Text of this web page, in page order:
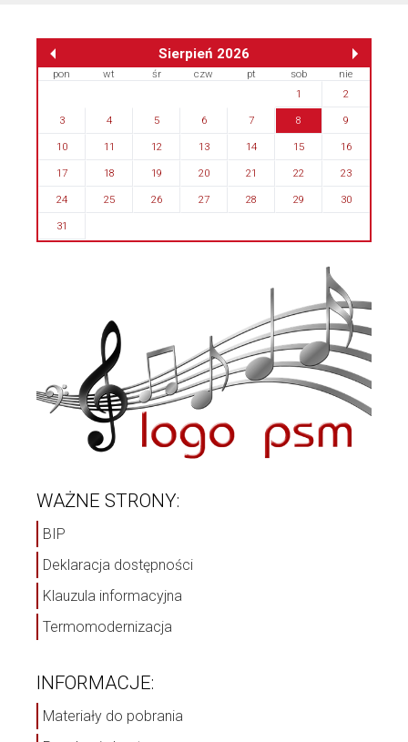
Sierpień 2026
pon wt śr czw pt sob
nie
1
2
3 4 5 6 7 8 9
10 11 12 13 14 15 16
17 18 19 20 21 22 23
24 25 26 27 28 29 30
31
WAŻNE STRONY:
BIP
Deklaracja dostępności
Klauzula informacyjna
Termomodernizacja
INFORMACJE:
Materiały do pobrania